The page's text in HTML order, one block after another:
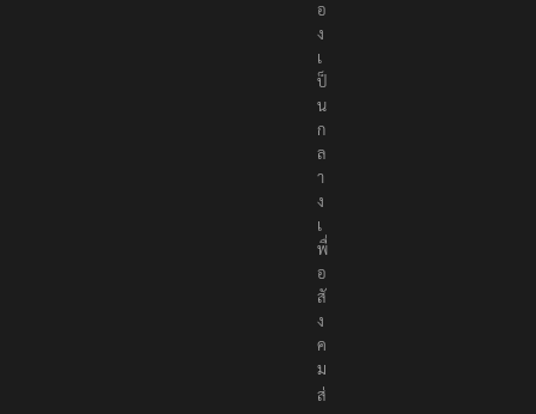
อ
ง
เ
ป็
น
ก
ล
า
ง
เ
พื่
อ
สั
ง
ค
ม
ส่